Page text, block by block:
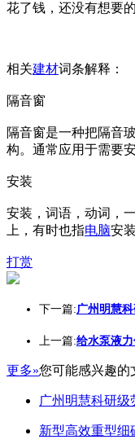
花了钱，还没有想要
相关建材词条解释：
隔音窗
隔音窗是一种把隔音
构。通常应用于需要
安装
安装，词语，动词，
上，有时也指电脑安
打赏
下一篇:广州明慧
上一篇:给水泵液
更多»您可能感兴趣的
广州明慧科研级
新型高效重型细